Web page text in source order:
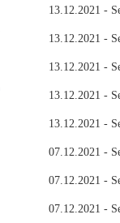
13.12.2021 -
13.12.2021 -
13.12.2021 -
13.12.2021 -
13.12.2021 -
07.12.2021 -
07.12.2021 -
07.12.2021 -